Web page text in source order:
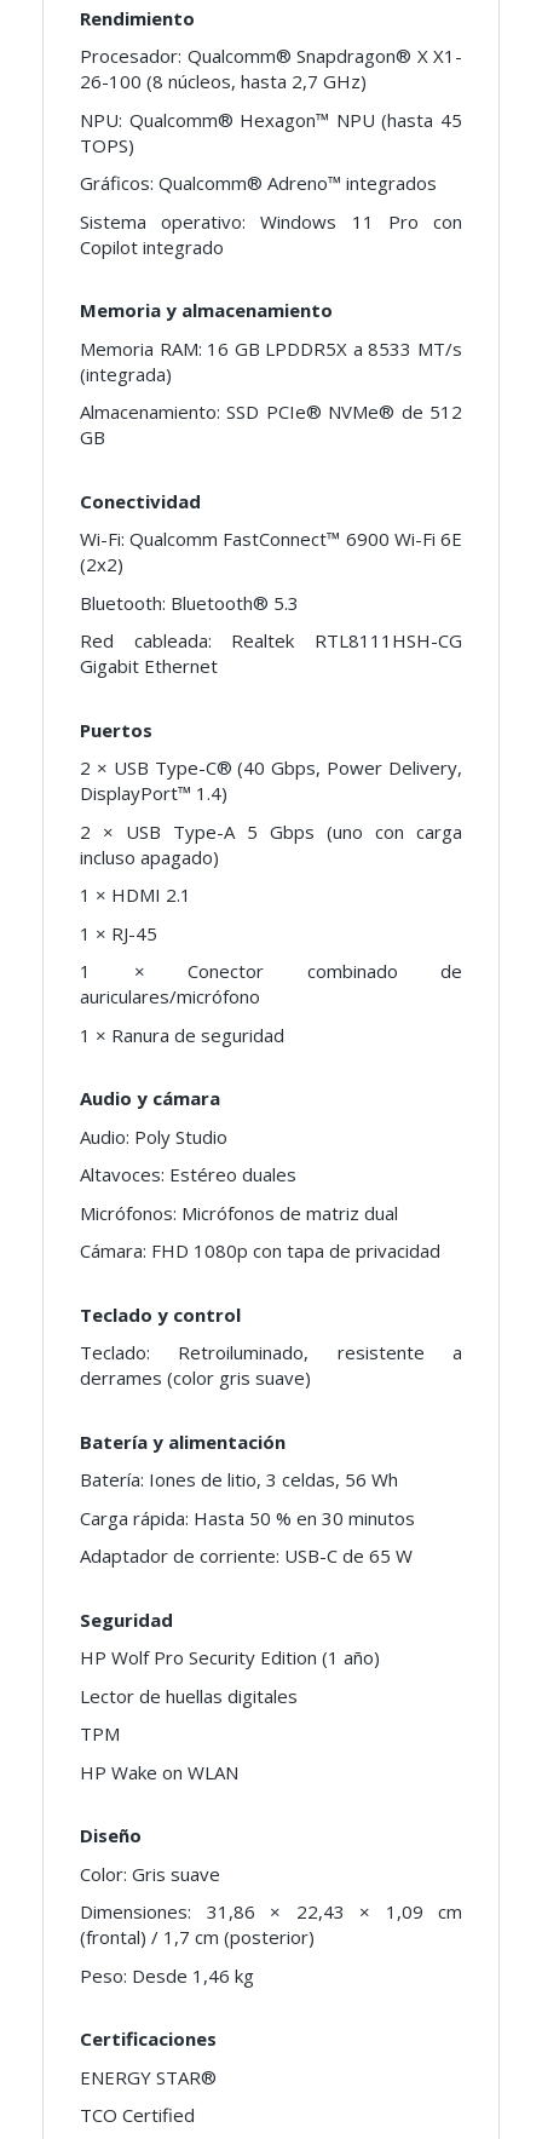
Rendimiento
Procesador: Qualcomm® Snapdragon® X X1-
26-100 (8 núcleos, hasta 2,7 GHz)
NPU: Qualcomm® Hexagon™ NPU (hasta 45
TOPS)
Gráficos: Qualcomm® Adreno™ integrados
Sistema operativo: Windows 11 Pro con
Copilot integrado
Memoria y almacenamiento
Memoria RAM: 16 GB LPDDR5X a 8533 MT/s
(integrada)
Almacenamiento: SSD PCIe® NVMe® de 512
GB
Conectividad
Wi-Fi: Qualcomm FastConnect™ 6900 Wi-Fi 6E
(2x2)
Bluetooth: Bluetooth® 5.3
Red cableada: Realtek RTL8111HSH-CG
Gigabit Ethernet
Puertos
2 × USB Type-C® (40 Gbps, Power Delivery,
DisplayPort™ 1.4)
2 × USB Type-A 5 Gbps (uno con carga
incluso apagado)
1 × HDMI 2.1
1 × RJ-45
1 × Conector combinado de
auriculares/micrófono
1 × Ranura de seguridad
Audio y cámara
Audio: Poly Studio
Altavoces: Estéreo duales
Micrófonos: Micrófonos de matriz dual
Cámara: FHD 1080p con tapa de privacidad
Teclado y control
Teclado: Retroiluminado, resistente a
derrames (color gris suave)
Batería y alimentación
Batería: Iones de litio, 3 celdas, 56 Wh
Carga rápida: Hasta 50 % en 30 minutos
Adaptador de corriente: USB-C de 65 W
Seguridad
HP Wolf Pro Security Edition (1 año)
Lector de huellas digitales
TPM
HP Wake on WLAN
Diseño
Color: Gris suave
Dimensiones: 31,86 × 22,43 × 1,09 cm
(frontal) / 1,7 cm (posterior)
Peso: Desde 1,46 kg
Certificaciones
ENERGY STAR®
TCO Certified